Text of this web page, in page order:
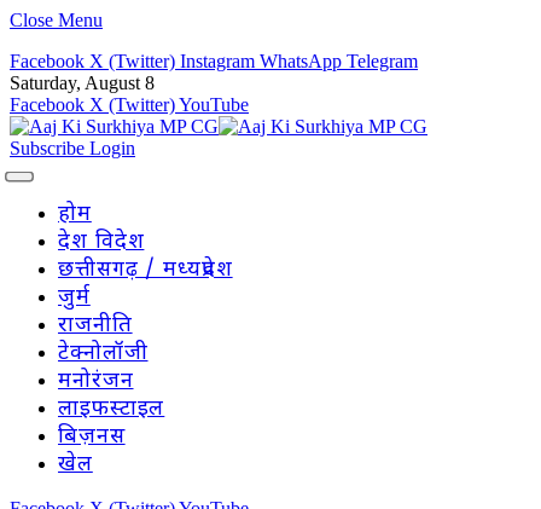
Close Menu
Facebook X (Twitter) Instagram WhatsApp Telegram
Saturday, August 8
Facebook X (Twitter)YouTube
Subscribe Login
होम
देश विदेश
छत्तीसगढ़ / मध्यप्रदेश
जुर्म
राजनीति
टेक्नोलॉजी
मनोरंजन
लाइफस्टाइल
बिज़नस
खेल